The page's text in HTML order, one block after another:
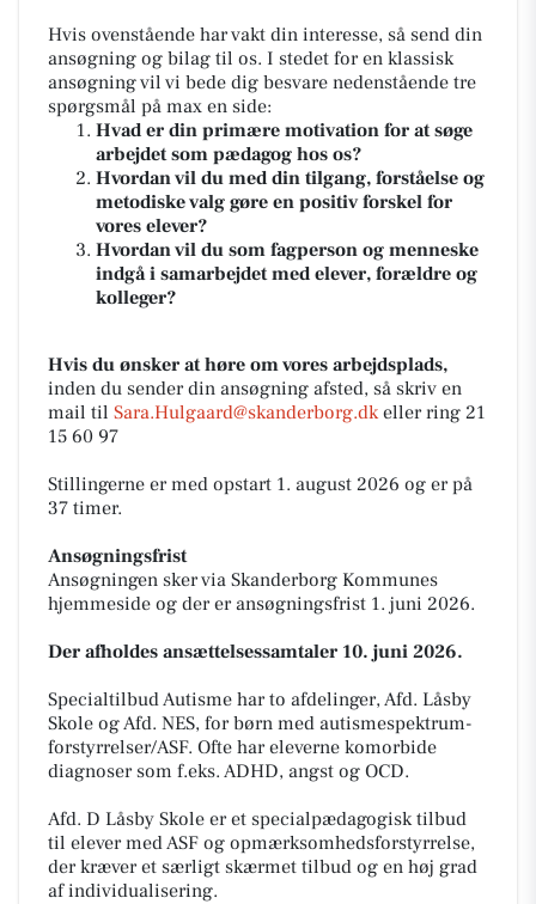
Hvis ovenstående har vakt din interesse, så send din
ansøgning og bilag til os. I stedet for en klassisk
ansøgning vil vi bede dig besvare nedenstående tre
spørgsmål på max en side:
Hvad er din primære motivation for at søge
arbejdet som pædagog hos os?
Hvordan vil du med din tilgang, forståelse og
metodiske valg gøre en positiv forskel for
vores elever?
Hvordan vil du som fagperson og menneske
indgå i samarbejdet med elever, forældre og
kolleger?
Hvis du ønsker at høre om vores arbejdsplads,
inden du sender din ansøgning afsted, så skriv en
mail til Sara.Hulgaard@skanderborg.dkeller ring 21
15 60 97
Stillingerne er med opstart 1. august 2026 og er på
37 timer.
Ansøgningsfrist
Ansøgningen sker via Skanderborg Kommunes
hjemmeside og der er ansøgningsfrist 1. juni 2026.
Der afholdes ansættelsessamtaler 10. juni 2026.
Specialtilbud Autisme har to afdelinger, Afd. Låsby
Skole og Afd. NES, for børn med autismespektrum-
forstyrrelser/ASF. Ofte har eleverne komorbide
diagnoser som f.eks. ADHD, angst og OCD.
Afd. D Låsby Skole er et specialpædagogisk tilbud
til elever med ASF og opmærksomhedsforstyrrelse,
der kræver et særligt skærmet tilbud og en høj grad
af individualisering.